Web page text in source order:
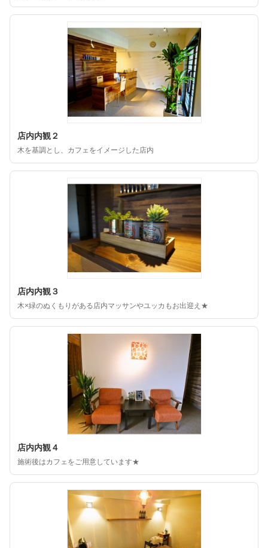
店内内観２
木を基調とし、カフェをイメージした店内
店内内観３
木×緑のぬくもりがある店内マッサンやユッカもお出迎え★
店内内観４
施術後はカフェをご用意しています★